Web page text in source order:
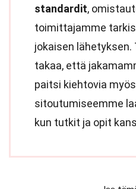
standardit,
toimittajamme
jokaisen lähetyksen.
takaa, että
paitsi kiehtovia
sitoutumiseemme
kun tutkit ja opit